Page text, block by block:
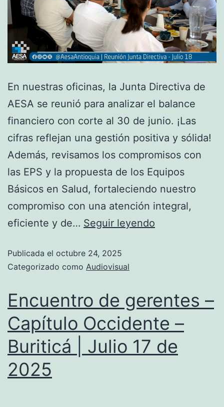
En nuestras oficinas, la Junta Directiva de
AESA se reunió para analizar el balance
financiero con corte al 30 de junio. ¡Las
cifras reflejan una gestión positiva y sólida!
Además, revisamos los compromisos con
las EPS y la propuesta de los Equipos
Básicos en Salud, fortaleciendo nuestro
compromiso con una atención integral,
eficiente y de… Seguir leyendo
Publicada el octubre 24, 2025
Categorizado como Audiovisual
Encuentro de gerentes –
Capítulo Occidente –
Buriticá | Julio 17 de
2025